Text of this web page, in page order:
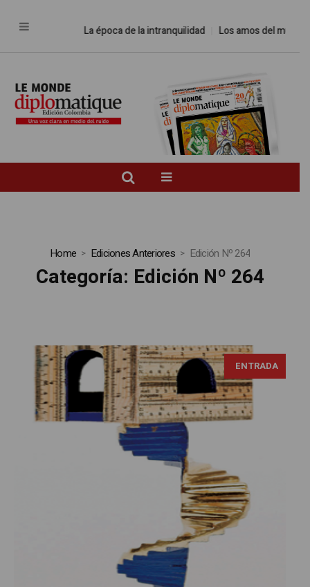
La época de la intranquilidad Los amos del mundo
Home Ediciones Anteriores Edición Nº 264
Categoría: Edición Nº 264
ENTRADA